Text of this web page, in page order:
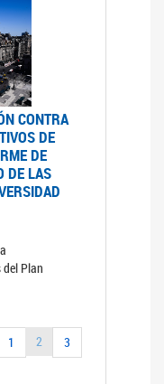
CONTRA
DE
DE
DE LAS
Plan
1 2
3